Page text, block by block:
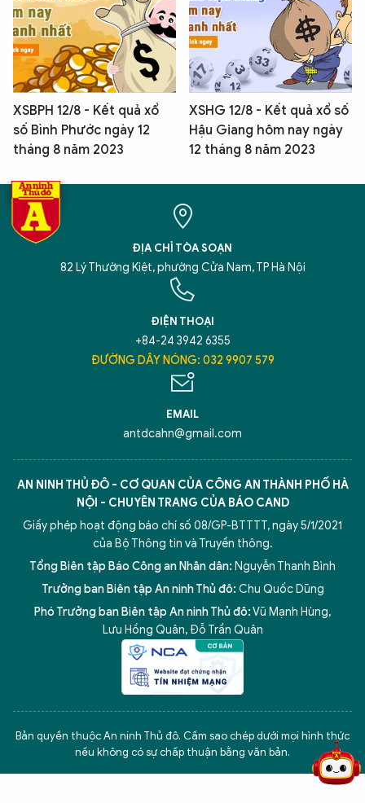
XSBPH 12/8 - Kết quả xổ
số Bình Phước ngày 12
tháng 8 năm 2023
XSHG 12/8 - Kết quả xổ số
Hậu Giang hôm nay ngày
12 tháng 8 năm 2023
ĐỊA CHỈ TÒA SOẠN
82 Lý Thường Kiệt, phường Cửa Nam, TP Hà Nội
ĐIỆN THOẠI
+84-24 3942 6355
ĐƯỜNG DÂY NÓNG: 032 9907 579
EMAIL
antdcahn@gmail.com
AN NINH THỦ ĐÔ - CƠ QUAN CỦA CÔNG AN THÀNH PHỐ HÀ
NỘI - CHUYÊN TRANG CỦA BÁO CAND
Giấy phép hoạt động báo chí số 08/GP-BTTTT, ngày 5/1/2021
của Bộ Thông tin và Truyền thông.
Tổng Biên tập Báo Công an Nhân dân: Nguyễn Thanh Bình
Trưởng ban Biên tập An ninh Thủ đô: Chu Quốc Dũng
Phó Trưởng ban Biên tập An ninh Thủ đô:Vũ Mạnh Hùng,
Lưu Hồng Quân, Đỗ Trần Quân
Bản quyền thuộc An ninh Thủ đô. Cấm sao chép dưới mọi hình thức
nếu không có sự chấp thuận bằng văn bản.
5 điểm nghẽn của Hà Nội giải pháp xử lý điểm nghẽn của